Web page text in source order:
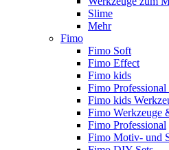
Slime
Mehr
Fimo
Fimo Soft
Fimo Effect
Fimo kids
Fimo Professional
Fimo kids
Fimo Werkzeuge
Fimo Professional
Fimo Motiv- und